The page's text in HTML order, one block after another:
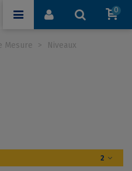
0
Mesure > Niveaux
2